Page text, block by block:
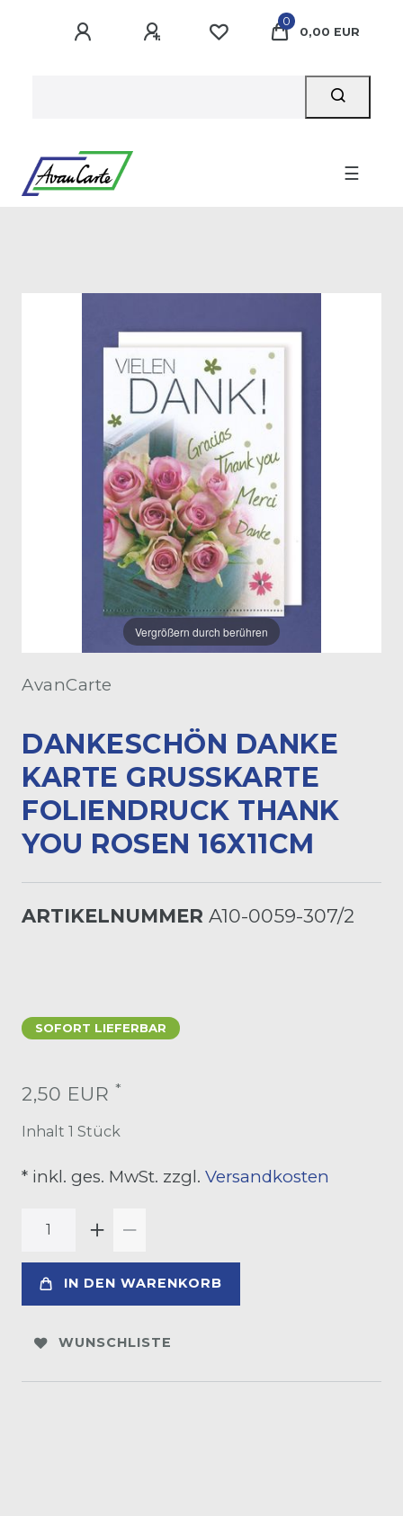
0
0,00 EUR
☰
Vergrößern durch berühren
AvanCarte
DANKESCHÖN DANKE
KARTE GRUSSKARTE F
OLIENDRUCK THANK Y
OU ROSEN 16X11CM
ARTIKELNUMMER A10-0059-307/2
SOFORT LIEFERBAR
2,50 EUR *
Inhalt 1 Stück
* inkl. ges. MwSt. zzgl. Versandkosten
IN DEN WARENKORB
WUNSCHLISTE